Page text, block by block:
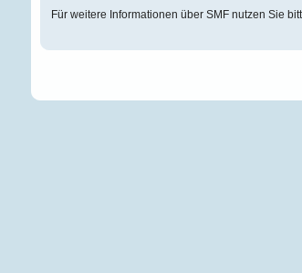
Für weitere Informationen über SMF nutzen Sie